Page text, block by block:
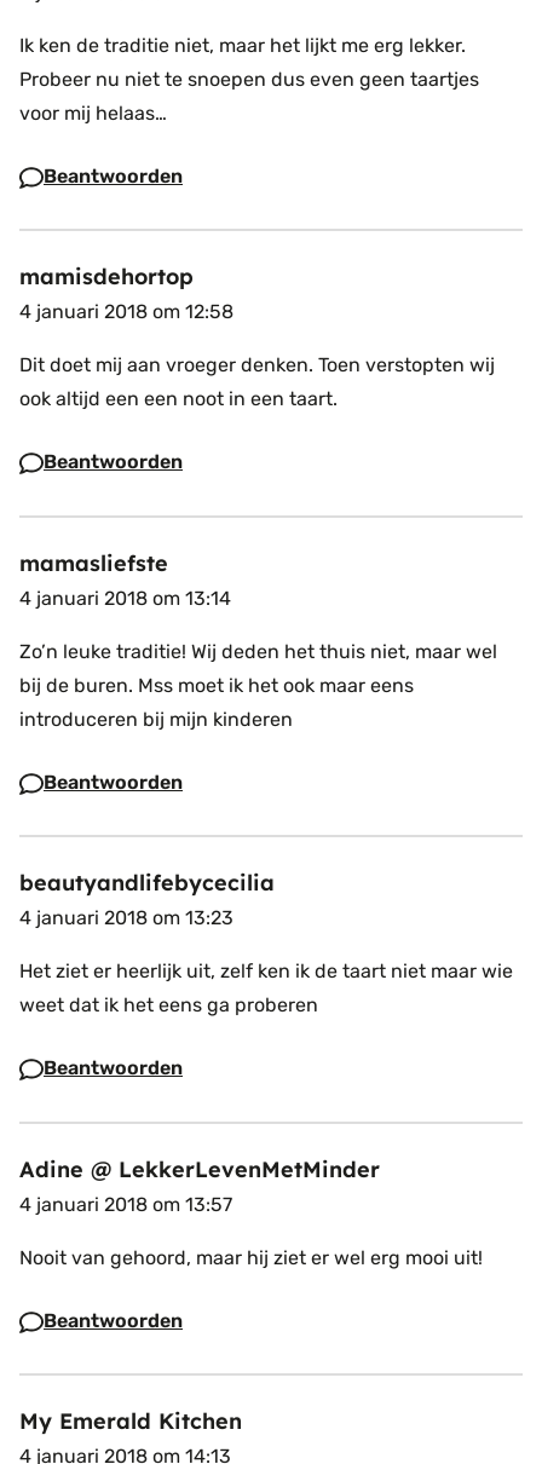
Ik ken de traditie niet, maar het lijkt me erg lekker.
Probeer nu niet te snoepen dus even geen taartjes
voor mij helaas…
Beantwoorden
mamisdehortop
4 januari 2018 om 12:58
Dit doet mij aan vroeger denken. Toen verstopten wij
ook altijd een een noot in een taart.
Beantwoorden
mamasliefste
4 januari 2018 om 13:14
Zo’n leuke traditie! Wij deden het thuis niet, maar wel
bij de buren. Mss moet ik het ook maar eens
introduceren bij mijn kinderen
Beantwoorden
beautyandlifebycecilia
4 januari 2018 om 13:23
Het ziet er heerlijk uit, zelf ken ik de taart niet maar wie
weet dat ik het eens ga proberen
Beantwoorden
Adine @ LekkerLevenMetMinder
4 januari 2018 om 13:57
Nooit van gehoord, maar hij ziet er wel erg mooi uit!
Beantwoorden
My Emerald Kitchen
4 januari 2018 om 14:13